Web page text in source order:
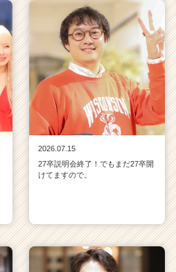
2026.07.15
27卒説明会終了！でもまだ27卒開
けてますので。